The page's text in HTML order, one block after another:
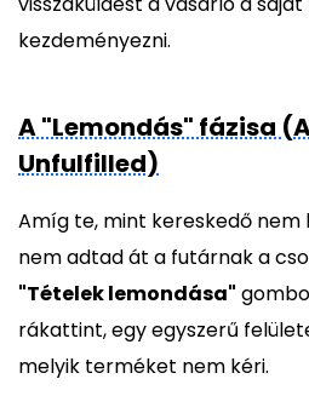
kezdeményezni.
A "Lemondás" fázisa
Unfulfilled)
Amíg te, mint kereskedő nem
nem adtad át a futárnak a
"Tételek lemondása"
rákattint, egy egyszerű
melyik terméket nem kéri.